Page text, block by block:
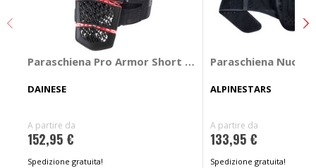
Paraschiena Pro Armor Short 2.0
DAINESE
A partire da
152,95 €
Spedizione gratuita!
Paraschiena
ALPINESTARS
A partire da
133,95 €
Spedizione gratuita!